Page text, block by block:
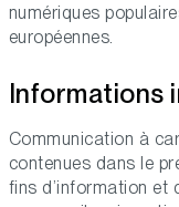
numériques
européennes.
Informations
Communication à
contenues dans le
fins d’information et